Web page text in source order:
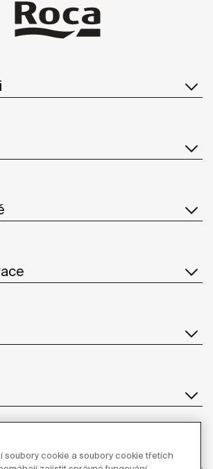
soubory cookie a soubory cookie třetích